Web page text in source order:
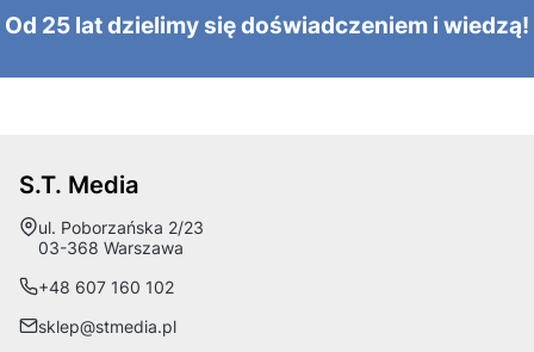
Od 25 lat dzielimy się doświadczeniem i wiedzą!
S.T. Media
Adres:
ul. Poborzańska 2/23
03-368 Warszawa
+48 607 160 102
sklep@stmedia.pl